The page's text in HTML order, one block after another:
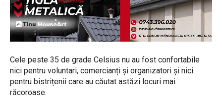
Cele peste 35 de grade Celsius nu au fost confortabile
nici pentru voluntari, comercianți și organizatori și nici
pentru bistrițenii care au căutat astăzi locuri mai
răcoroase.